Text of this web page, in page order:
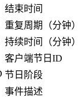
结束时间
重复周期（分钟）
持续时间（分钟）
客户端节日ID
节日阶段
事件描述